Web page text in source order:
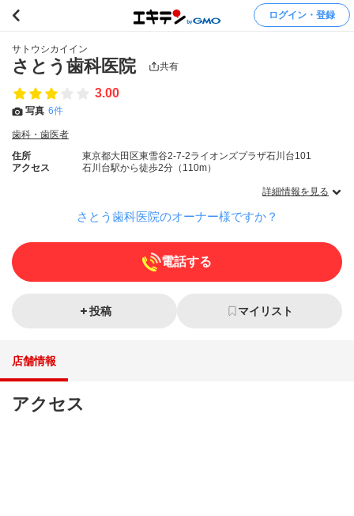
ログイン・登録
サトウシカイイン
さとう歯科医院 共有
3.00
写真 6件
歯科・歯医者
住所
東京都大田区東雪谷2-7-2ライオンズプラザ石川台101
アクセス
石川台駅から徒歩2分（110m）
詳細情報を見る
さとう歯科医院のオーナー様ですか？
電話する
投稿 マイリスト
店舗情報
アクセス